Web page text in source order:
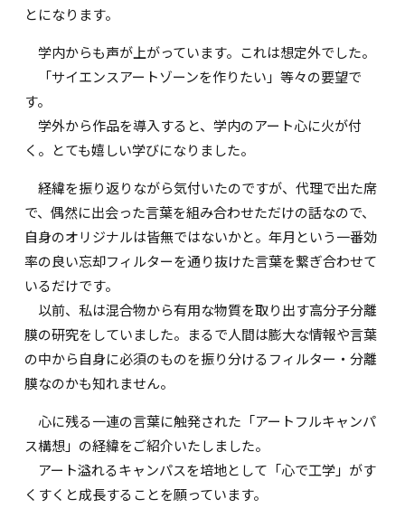
とになります。
学内からも声が上がっています。これは想定外でした。
「サイエンスアートゾーンを作りたい」等々の要望で
す。
学外から作品を導入すると、学内のアート心に火が付
く。とても嬉しい学びになりました。
経緯を振り返りながら気付いたのですが、代理で出た席
で、偶然に出会った言葉を組み合わせただけの話なので、
自身のオリジナルは皆無ではないかと。年月という一番効
率の良い忘却フィルターを通り抜けた言葉を繋ぎ合わせて
いるだけです。
以前、私は混合物から有用な物質を取り出す高分子分離
膜の研究をしていました。まるで人間は膨大な情報や言葉
の中から自身に必須のものを振り分けるフィルター・分離
膜なのかも知れません。
心に残る一連の言葉に触発された「アートフルキャンパ
ス構想」の経緯をご紹介いたしました。
アート溢れるキャンパスを培地として「心で工学」がす
くすくと成長することを願っています。